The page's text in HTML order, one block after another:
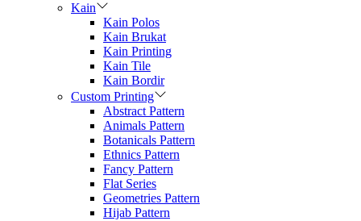
Kain
Kain Polos
Kain Brukat
Kain Printing
Kain Tile
Kain Bordir
Custom Printing
Abstract Pattern
Animals Pattern
Botanicals Pattern
Ethnics Pattern
Fancy Pattern
Flat Series
Geometries Pattern
Hijab Pattern